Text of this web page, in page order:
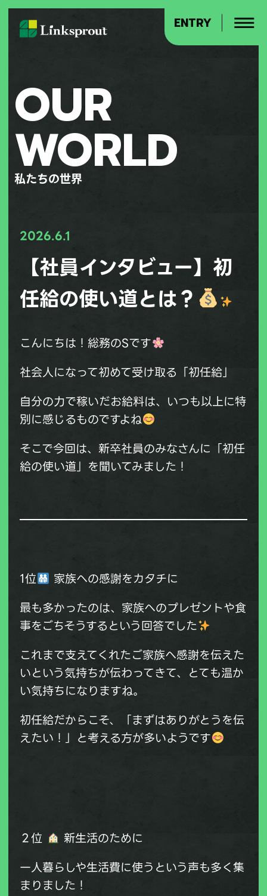
ENTRY
OUR
WORLD
私たちの世界
2026.6.1
【社員インタビュー】初
任給の使い道とは？
こんにちは！総務のSです
社会人になって初めて受け取る「初任給」
自分の力で稼いだお給料は、いつも以上に特
別に感じるものですよね
そこで今回は、新卒社員のみなさんに「初任
給の使い道」を聞いてみました！
1位
家族への感謝をカタチに
最も多かったのは、家族へのプレゼントや食
事をごちそうするという回答でした
これまで支えてくれたご家族へ感謝を伝えた
いという気持ちが伝わってきて、とても温か
い気持ちになりますね。
初任給だからこそ、「まずはありがとうを伝
えたい！」と考える方が多いようです
２位
新生活のために
一人暮らしや生活費に使うという声も多く集
まりました！